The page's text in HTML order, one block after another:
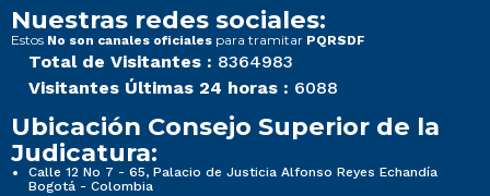
Nuestras redes sociales:
Estos No son canales oficiales para tramitar PQRSDF
Total de Visitantes : 8364983
Visitantes Últimas 24 horas : 6088
Ubicación Consejo Superior de la
Judicatura:
Calle 12 No 7 - 65, Palacio de Justicia Alfonso Reyes Echandía
Bogotá - Colombia